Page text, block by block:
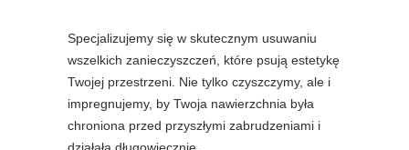
Specjalizujemy się w skutecznym usuwaniu
wszelkich zanieczyszczeń, które psują estetykę
Twojej przestrzeni. Nie tylko czyszczymy, ale i
impregnujemy, by Twoja nawierzchnia była
chroniona przed przyszłymi zabrudzeniami i
działała długowiecznie.